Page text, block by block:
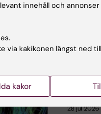
28 jul 2026
innehåll och
via kakikonen längst ned
kakor